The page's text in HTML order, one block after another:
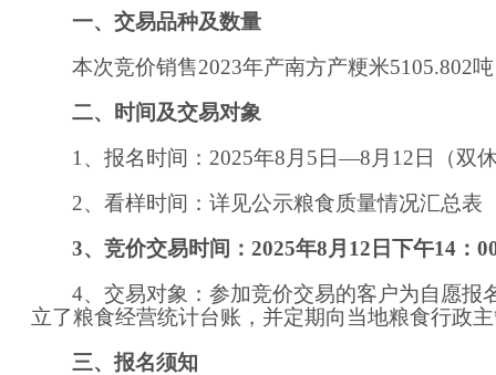
一、交易品种及数量
本次竞价销售2023年产南方产粳米5105.802
二、时间及交易对象
1、报名时间： 2025年8 月 5 日—8 月 12 日 （双
2、看样时间：详见公示粮食质量情况汇总表
3、竞价交易时间：2025年8月 12 日下午14 ：0
4、交易对象：参加竞价交易的客户为自愿报
立了粮食经营统计台账，并定期向当地粮食行政
三、报名须知